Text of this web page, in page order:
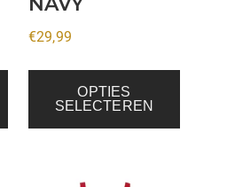
€29,99
OPTIES
SELECTEREN
de
productpagina